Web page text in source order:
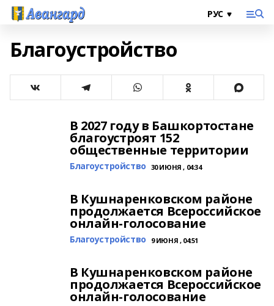
Благоустройство
В 2027 году в Башкортостане
благоустроят 152
общественные территории
Благоустройство 30 ИЮНЯ , 04:34
В Кушнаренковском районе
продолжается Всероссийское
онлайн-голосование
Благоустройство 9 ИЮНЯ , 04:51
В Кушнаренковском районе
продолжается Всероссийское
онлайн-голосование